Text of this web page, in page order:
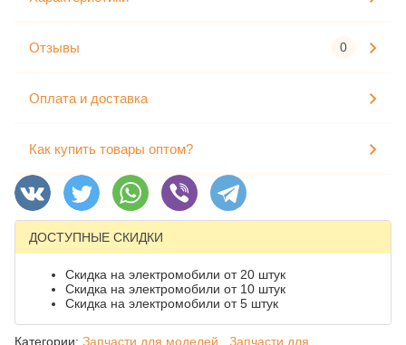
Отзывы 0
Оплата и доставка
Как купить товары оптом?
ДОСТУПНЫЕ СКИДКИ
Скидка на электромобили от 20 штук
Скидка на электромобили от 10 штук
Скидка на электромобили от 5 штук
Категории: Запчасти для моделей,
Запчасти для